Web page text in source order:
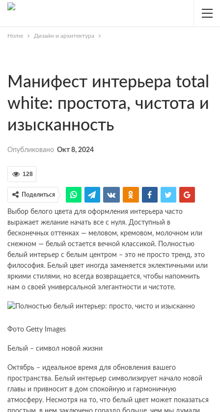
Home Дизайн и архитектура
Манифест интерьера total
white: простота, чистота и
изысканность
Опубликовано Окт 8, 2024
128
Поделиться
Выбор белого цвета для оформления интерьера часто
выражает желание начать все с нуля. Доступный в
бесконечных оттенках — меловом, кремовом, молочном или
снежном — белый остается вечной классикой. Полностью
белый интерьер с белым центром – это не просто тренд, это
философия. Белый цвет иногда заменяется эклектичными или
яркими стилями, но всегда возвращается, чтобы напомнить
нам о своей универсальной элегантности и чистоте.
Фото Getty Images
Белый – символ новой жизни
Октябрь – идеальное время для обновления вашего
пространства. Белый интерьер символизирует начало новой
главы и привносит в дом спокойную и гармоничную
атмосферу. Несмотря на то, что белый цвет может показаться